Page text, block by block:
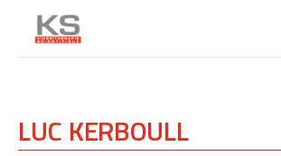
LUC KERBOULL